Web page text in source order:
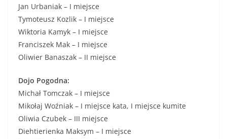
Jan Urbaniak – I miejsce
Tymoteusz Kozlik – I miejsce
Wiktoria Kamyk – I miejsce
Franciszek Mak – I miejsce
Oliwier Banaszak – II miejsce
Dojo Pogodna:
Michał Tomczak – I miejsce
Mikołaj Woźniak – I miejsce kata, I miejsce kumite
Oliwia Czubek – III miejsce
Diehtierienka Maksym – I miejsce